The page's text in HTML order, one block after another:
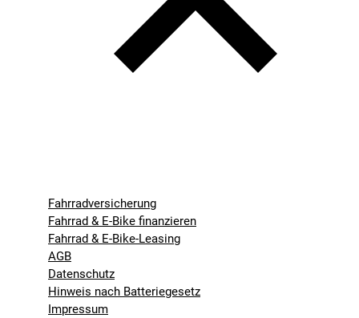
Fahrradversicherung
Fahrrad & E-Bike finanzieren
Fahrrad & E-Bike-Leasing
AGB
Datenschutz
Hinweis nach Batteriegesetz
Impressum